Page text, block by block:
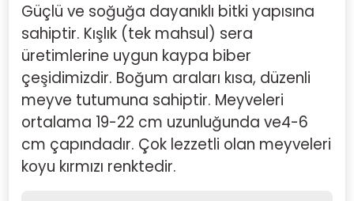
Güçlü ve soğuğa dayanıklı bitki yapısına
sahiptir. Kışlık (tek mahsul) sera
üretimlerine uygun kaypa biber
çeşidimizdir. Boğum araları kısa, düzenli
meyve tutumuna sahiptir. Meyveleri
ortalama 19-22 cm uzunluğunda ve4-6
cm çapındadır. Çok lezzetli olan meyveleri
koyu kırmızı renktedir.